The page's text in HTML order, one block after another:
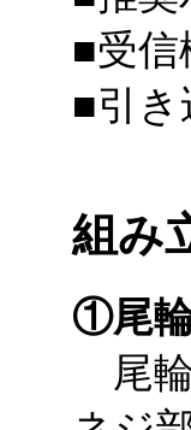
■受信
■引
組み
①尾
尾輪